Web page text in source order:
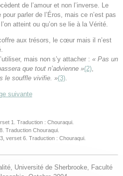
de l’amour et non l’inverse. Le
parler de l’Éros, mais ce n’est pas
atteint ou qu’on se lie à la Vérité.
aux trésors, le cœur mais il n’est
mais non s’y attacher : « Pas un
que tout n’advienne »(2)
le souffle vivifie. »(3)
suivante
1. Traduction : Chouraqui.
Traduction Chouraqui.
verset 6. Traduction : Chouraqui.
Université de Sherbrooke, Faculté